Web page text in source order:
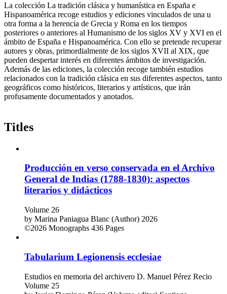
La colección La tradición clásica y humanística en España e
Hispanoamérica recoge estudios y ediciones vinculados de una u
otra forma a la herencia de Grecia y Roma en los tiempos
posteriores o anteriores al Humanismo de los siglos XV y XVI en el
ámbito de España e Hispanoamérica. Con ello se pretende recuperar
autores y obras, primordialmente de los siglos XVII al XIX, que
pueden despertar interés en diferentes ámbitos de investigación.
Además de las ediciones, la colección recoge también estudios
relacionados con la tradición clásica en sus diferentes aspectos, tanto
geográficos como históricos, literarios y artísticos, que irán
profusamente documentados y anotados.
Titles
Producción en verso conservada en el Archivo
General de Indias (1788-1830): aspectos
Volume 26
byMarina Paniagua Blanc (Author)
Tabularium Legionensis ecclesiae
Estudios en memoria del archivero D. Manuel Pérez Recio